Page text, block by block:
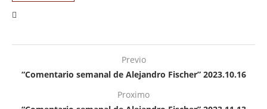
Previo
“Comentario semanal de Alejandro Fischer” 2023.10.16
Proximo